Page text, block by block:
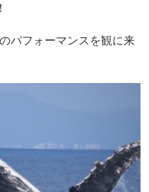
パフォーマンスを観に来